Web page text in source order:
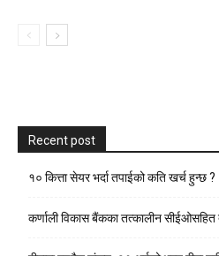
Recent post
१० कित्ता सेयर भर्दा तपाईको कति खर्च हुन्छ ?
कर्णाली विकास बैंकका तत्कालीन